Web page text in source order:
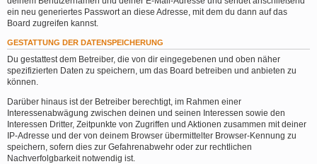
ein neu generiertes Passwort an diese Adresse, mit dem du dann auf das
Board zugreifen kannst.
GESTATTUNG DER DATENSPEICHERUNG
Du gestattest dem Betreiber, die von dir eingegebenen und oben näher
spezifizierten Daten zu speichern, um das Board betreiben und anbieten zu
können.
Darüber hinaus ist der Betreiber berechtigt, im Rahmen einer
Interessenabwägung zwischen deinen und seinen Interessen sowie den
Interessen Dritter, Zeitpunkte von Zugriffen und Aktionen zusammen mit deiner
IP-Adresse und der von deinem Browser übermittelter Browser-Kennung zu
speichern, sofern dies zur Gefahrenabwehr oder zur rechtlichen
Nachverfolgbarkeit notwendig ist.